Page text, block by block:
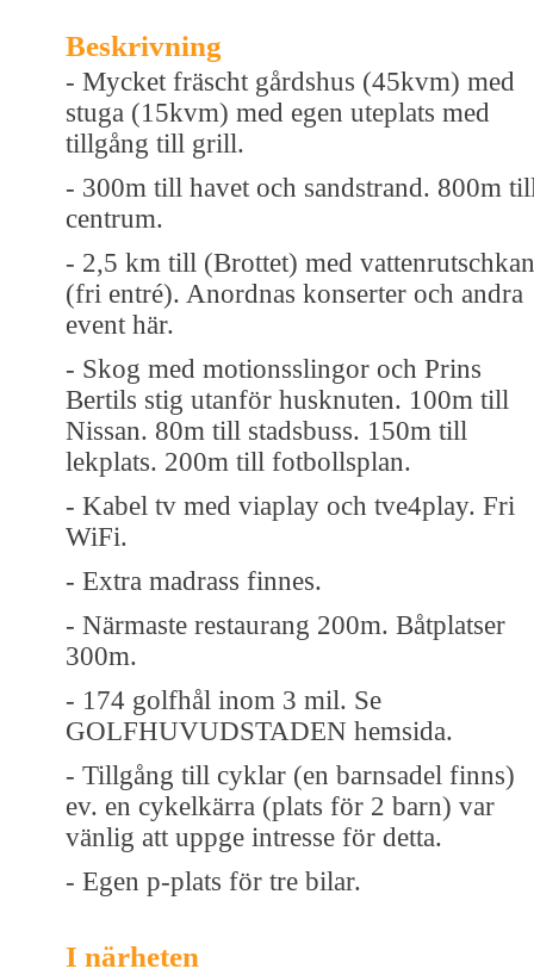
Beskrivning
- Mycket fräscht gårdshus (45kvm) med
stuga (15kvm) med egen uteplats med
tillgång till grill.
- 300m till havet och sandstrand. 800m
centrum.
- 2,5 km till (Brottet) med
(fri entré). Anordnas konserter och andra
event här.
- Skog med motionsslingor och Prins
Bertils stig utanför husknuten. 100m till
Nissan. 80m till stadsbuss. 150m till
lekplats. 200m till fotbollsplan.
- Kabel tv med viaplay och tve4play. Fri
WiFi.
- Extra madrass finnes.
- Närmaste restaurang 200m. Båtplatser
300m.
- 174 golfhål inom 3 mil. Se
GOLFHUVUDSTADEN hemsida.
- Tillgång till cyklar (en barnsadel finns)
ev. en cykelkärra (plats för 2 barn) var
vänlig att uppge intresse för detta.
- Egen p-plats för tre bilar.
I närheten